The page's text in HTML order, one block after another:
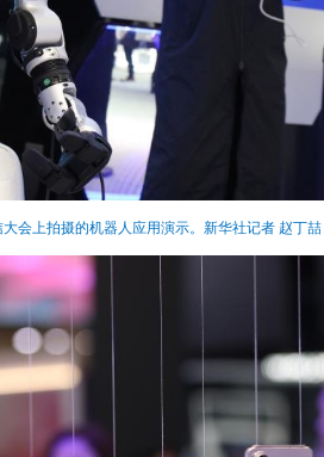
会上拍摄的机器人应用演示。新华社记者 赵丁喆